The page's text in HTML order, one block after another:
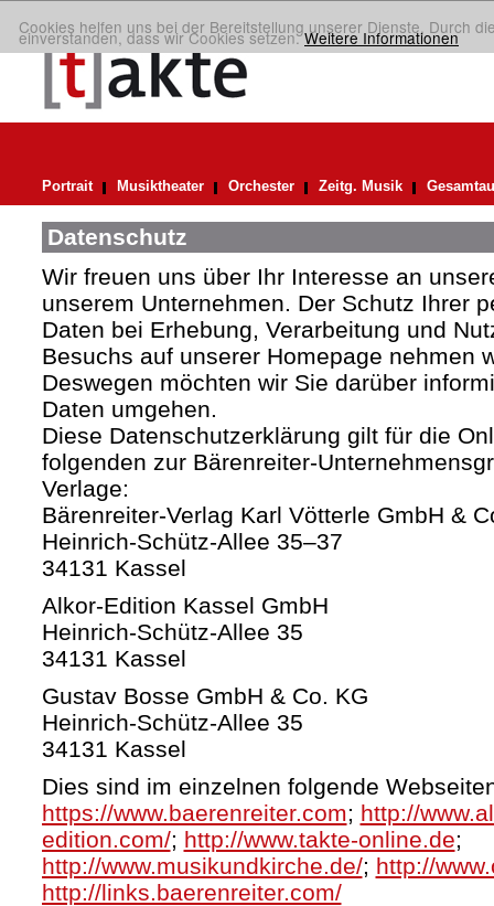
Cookies helfen uns bei der Bereitstellung unserer Dienste. Durch
einverstanden, dass wir Cookies setzen.Weitere Informationen
Portrait Musiktheater Orchester Zeitg. Musik
Datenschutz
Wir freuen uns über Ihr Interesse an
unserem Unternehmen. Der Schutz Ihrer
Daten bei Erhebung, Verarbeitung und
Besuchs auf unserer Homepage nehmen
Deswegen möchten wir Sie darüber
Daten umgehen.
Diese Datenschutzerklärung gilt für die
folgenden zur Bärenreiter-
Verlage:
Bärenreiter-Verlag Karl Vötterle GmbH &
Heinrich-Schütz-Allee 35–37
34131 Kassel
Alkor-Edition Kassel GmbH
Heinrich-Schütz-Allee 35
34131 Kassel
Gustav Bosse GmbH & Co. KG
Heinrich-Schütz-Allee 35
34131 Kassel
Dies sind im einzelnen folgende
https://www.baerenreiter.com; http://
edition.com/; http://www.takte-online.de;
http://www.musikundkirche.de/; http://
http://links.baerenreiter.com/